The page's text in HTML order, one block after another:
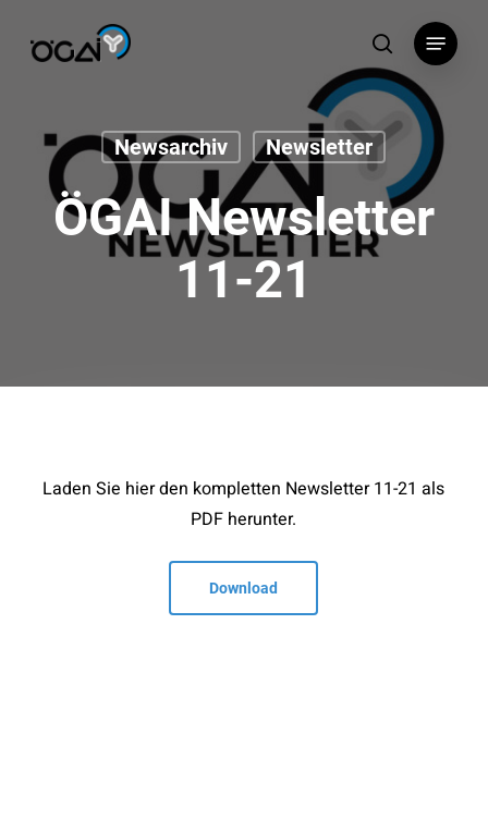
search
Menu
Newsarchiv Newsletter
ÖGAI Newsletter
11-21
Laden Sie hier den kompletten Newsletter 11-21 als
PDF herunter.
Download